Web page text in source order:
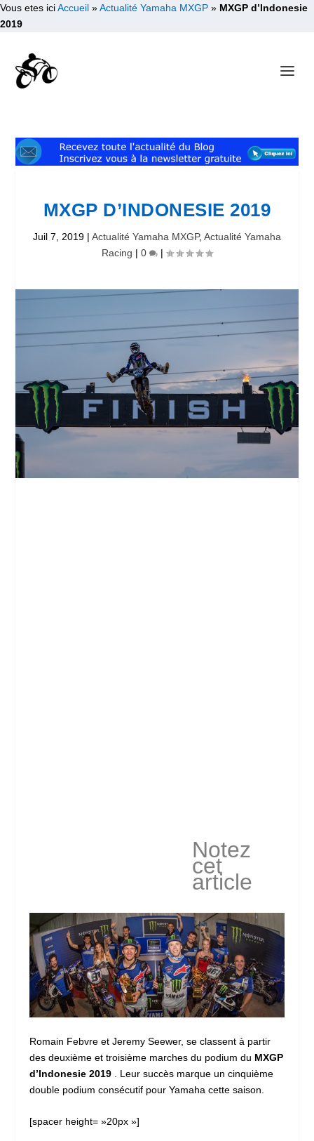
Vous etes iciAccueil »Actualité Yamaha MXGP » MXGP d’Indonesie
2019
MXGP D’INDONESIE 2019
Juil 7, 2019 | Actualité Yamaha MXGP, Actualité Yamaha
Racing | 0 |
Notez
cet
article
Romain Febvre et Jeremy Seewer, se classent à partir
des deuxième et troisième marches du podium du MXGP
d’Indonesie 2019
. Leur succès marque un cinquième
double podium consécutif pour Yamaha cette saison.
[spacer height= »20px »]